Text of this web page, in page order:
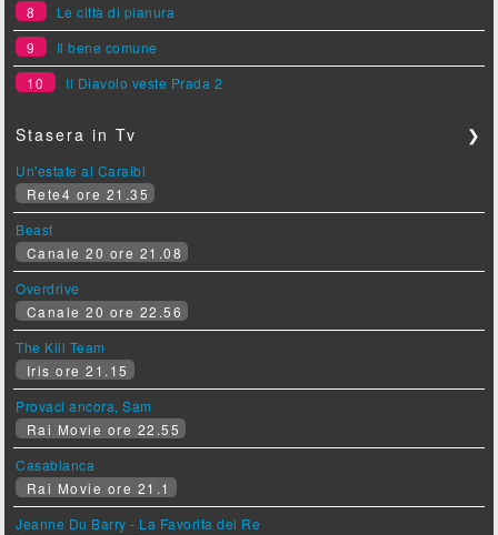
8
Le città di pianura
9
Il bene comune
10
Il Diavolo veste Prada 2
Stasera in Tv ❯
Un'estate ai Caraibi
Rete4 ore 21.35
Beast
Canale 20 ore 21.08
Overdrive
Canale 20 ore 22.56
The Kill Team
Iris ore 21.15
Provaci ancora, Sam
Rai Movie ore 22.55
Casablanca
Rai Movie ore 21.1
Jeanne Du Barry - La Favorita del Re